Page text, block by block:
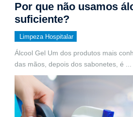
Por que não usamos
suficiente?
Limpeza Hospitalar
Álcool Gel Um dos produtos mais
das mãos, depois dos sabonetes, é